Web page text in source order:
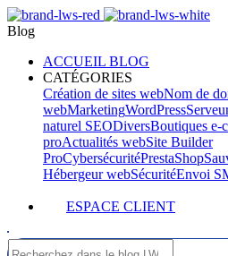
Blog
ACCUEIL BLOG
CATÉGORIES
Création de sites webNom de
webMarketingWordPress
naturel SEODiversBoutiques e-
proActualités webSite Builder
ProCybersécuritéPrestaShop
Hébergeur webSécuritéEnvoi
ESPACE CLIENT